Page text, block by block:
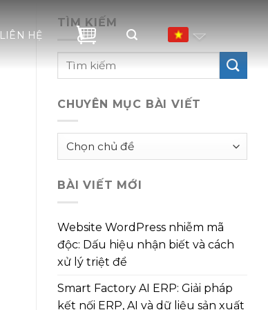
LIÊN HỆ
TÌM KIẾM
CHUYÊN MỤC BÀI VIẾT
Chuyên
viết
BÀI VIẾT MỚI
Website WordPress nhiễm mã
độc: Dấu hiệu nhận biết và cách
xử lý triệt để
Smart Factory AI ERP: Giải pháp
kết nối ERP, AI và dữ liệu sản xuất